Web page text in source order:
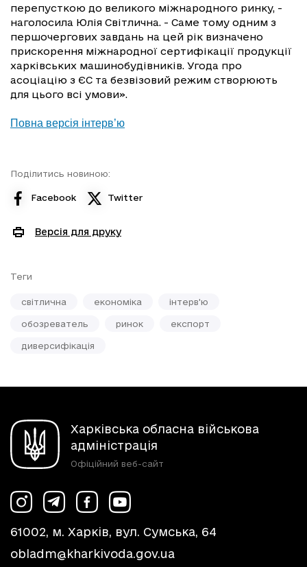
перепусткою до великого міжнародного ринку, -
наголосила Юлія Світлична. - Саме тому одним з
першочергових завдань на цей рік визначено
прискорення міжнародної сертифікації продукції
харківських машинобудівників. Угода про
асоціацію з ЄС та безвізовий режим створюють
для цього всі умови».
Повна версія інтерв’ю
Поділитись новиною:
Facebook Twitter
Версія для друку
Теги
світлична економіка інтерв'ю
обозреватель ринок експорт
диверсифікація
Харківська обласна військова
адміністрація
Офіційний веб-сайт
61002, м. Харків, вул. Сумська, 64
obladm@kharkivoda.gov.ua